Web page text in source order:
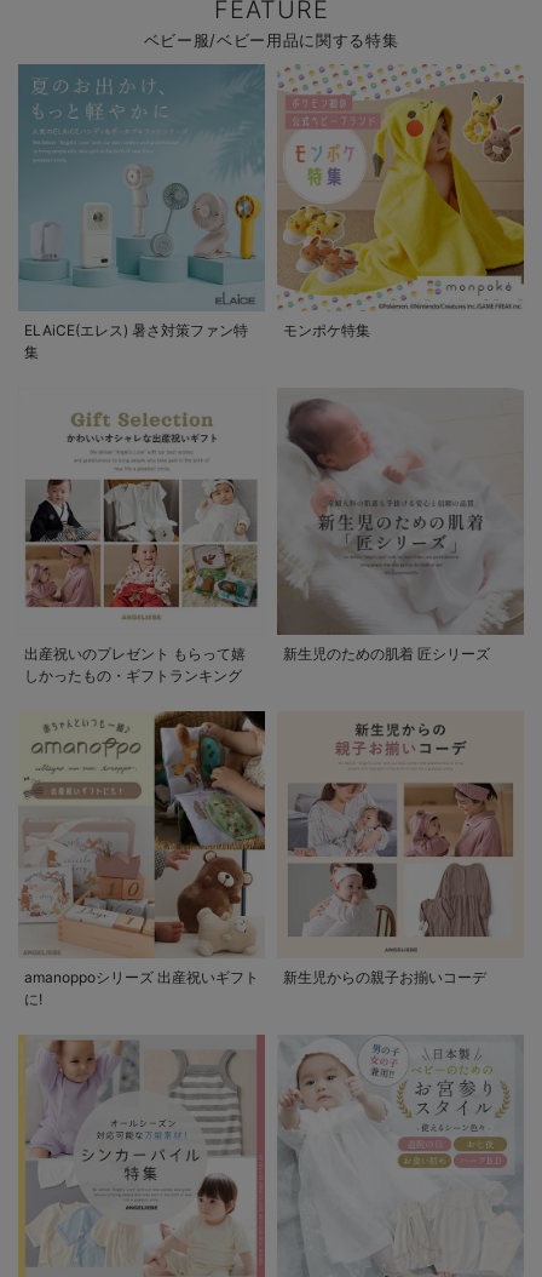
FEATURE
ベビー服/ベビー用品に関する特集
ELAiCE(エレス) 暑さ対策ファン特
集
モンポケ特集
出産祝いのプレゼント もらって嬉
しかったもの・ギフトランキング
新生児のための肌着 匠シリーズ
amanoppoシリーズ 出産祝いギフト
に!
新生児からの親子お揃いコーデ